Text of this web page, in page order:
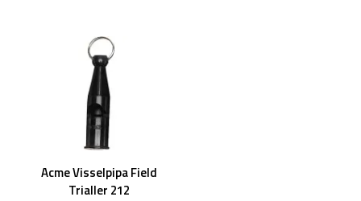
Acme Visselpipa Field
Trialler 212